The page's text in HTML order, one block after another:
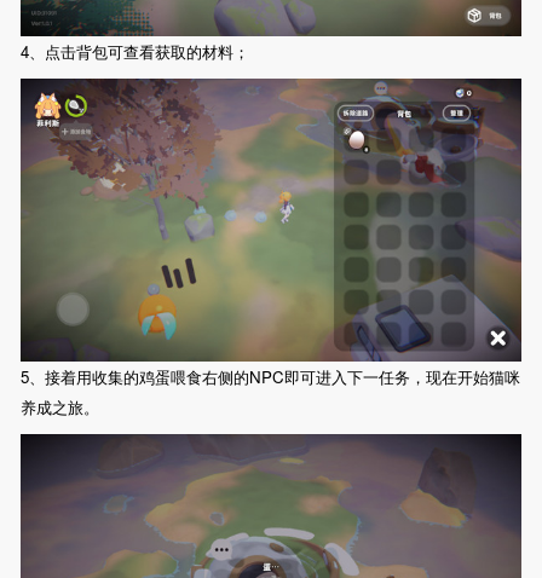
4、点击背包可查看获取的材料；
5、接着用收集的鸡蛋喂食右侧的NPC即可进入下一任务，现在开始猫咪
养成之旅。